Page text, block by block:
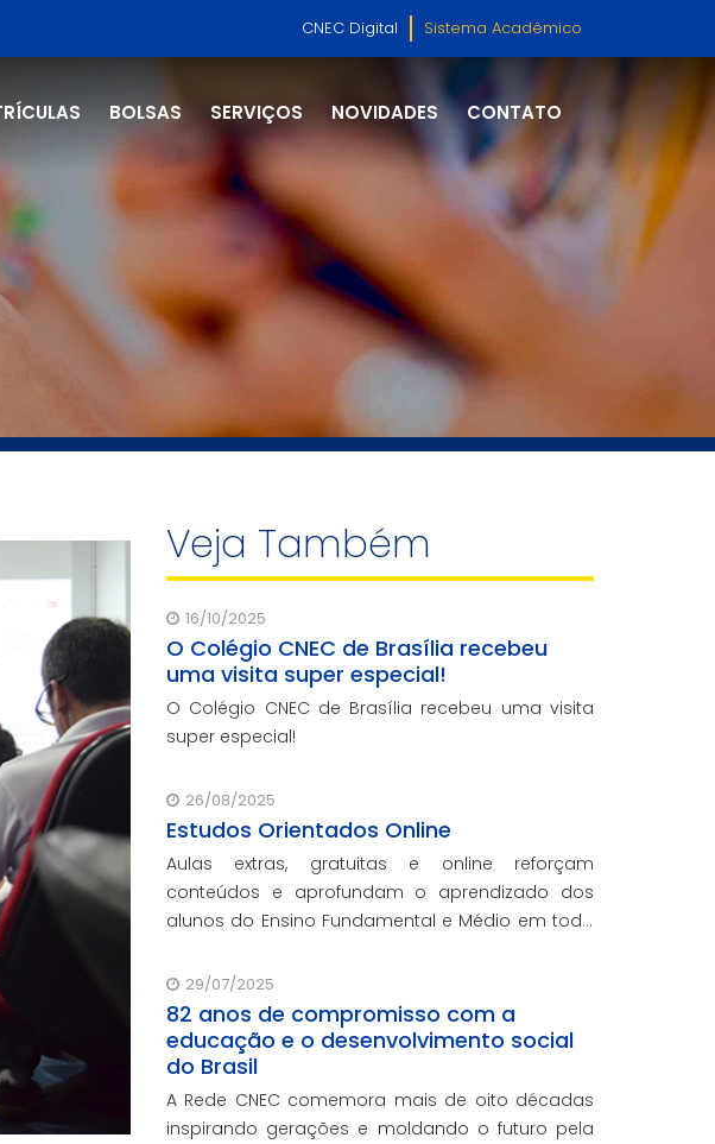
CNEC Digital Sistema Acadêmico
BOLSAS SERVIÇOS NOVIDADES CONTATO
Veja Também
16/10/2025
O Colégio CNEC de Brasília recebeu
uma visita super especial!
O Colégio CNEC de Brasília recebeu uma visita
super especial!
26/08/2025
Estudos Orientados Online
Aulas extras, gratuitas e online reforçam
conteúdos e aprofundam o aprendizado dos
alunos do Ensino Fundamental e Médio em toda
29/07/2025
82 anos de compromisso com a
educação e o desenvolvimento social
do Brasil
A Rede CNEC comemora mais de oito décadas
inspirando gerações e moldando o futuro pela